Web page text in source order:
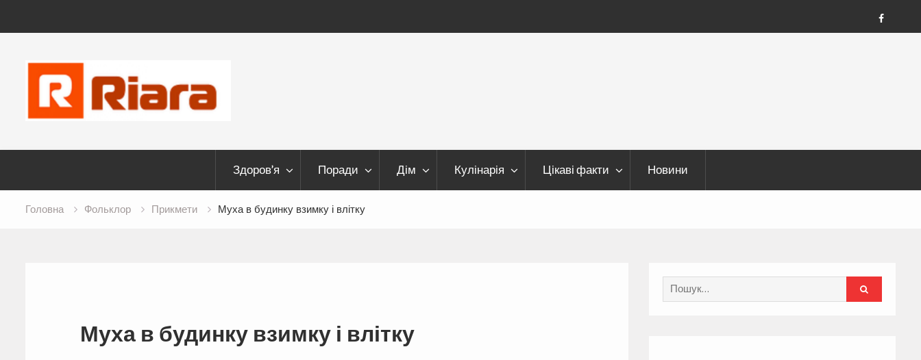
FB
content
Здоров’я Поради Дім Кулінарія Цікаві факти Новини
Головна Фольклор Прикмети Муха в будинку взимку і влітку
Муха в будинку взимку і влітку
Search
for: